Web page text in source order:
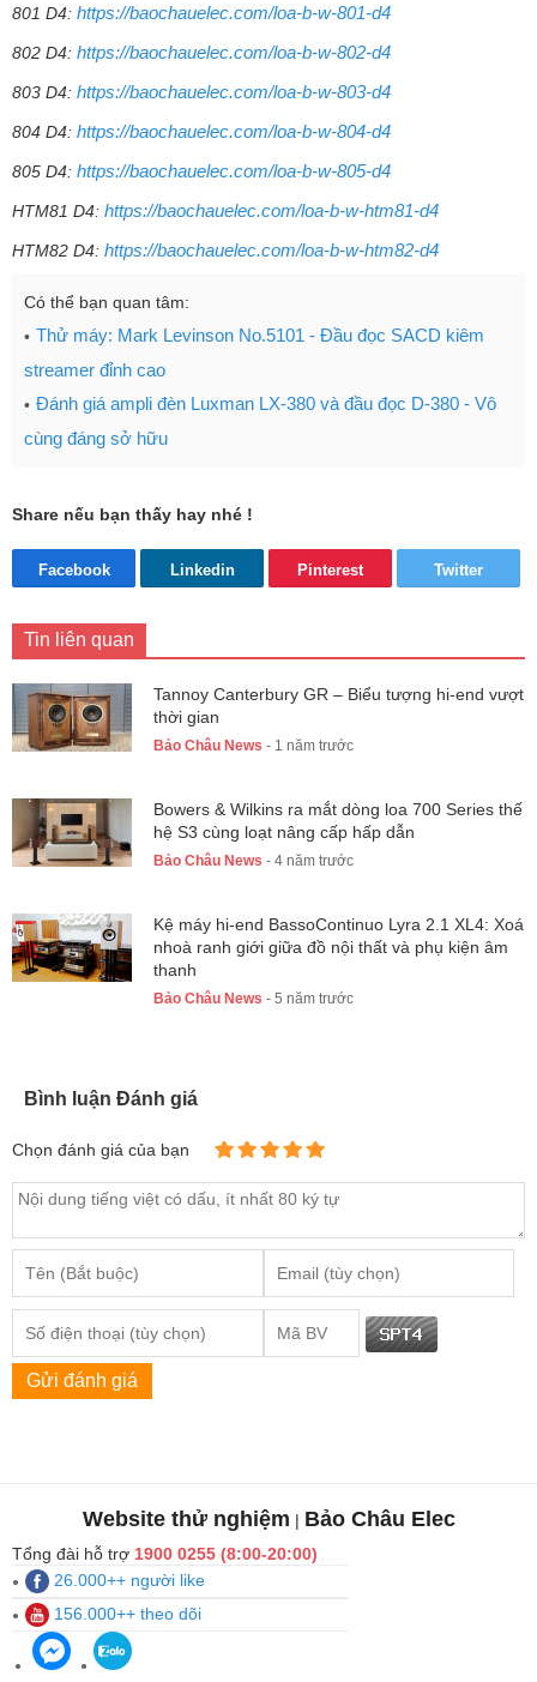
801 D4: https://baochauelec.com/loa-b-w-801-d4
802 D4: https://baochauelec.com/loa-b-w-802-d4
803 D4: https://baochauelec.com/loa-b-w-803-d4
804 D4: https://baochauelec.com/loa-b-w-804-d4
805 D4: https://baochauelec.com/loa-b-w-805-d4
HTM81 D4: https://baochauelec.com/loa-b-w-htm81-d4
HTM82 D4: https://baochauelec.com/loa-b-w-htm82-d4
Có thể bạn quan tâm:
Thử máy: Mark Levinson No.5101 - Đầu đọc SACD kiêm
streamer đỉnh cao
Đánh giá ampli đèn Luxman LX-380 và đầu đọc D-380 - Vô
cùng đáng sở hữu
Share nếu bạn thấy hay nhé !
Facebook Linkedin Pinterest Twitter
Tin liên quan
Tannoy Canterbury GR – Biểu tượng hi-end vượt
thời gian
Bảo Châu News - 1 năm trước
Bowers & Wilkins ra mắt dòng loa 700 Series thế
hệ S3 cùng loạt nâng cấp hấp dẫn
Bảo Châu News - 4 năm trước
Kệ máy hi-end BassoContinuo Lyra 2.1 XL4: Xoá
nhoà ranh giới giữa đồ nội thất và phụ kiện âm
thanh
Bảo Châu News - 5 năm trước
Bình luận Đánh giá
Chọn đánh giá của bạn
Gửi đánh giá
Website thử nghiệm | Bảo Châu Elec
Tổng đài hỗ trợ 1900 0255 (8:00-20:00)
26.000++ người like
156.000++ theo dõi